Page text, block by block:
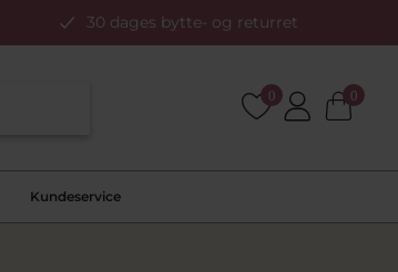
30 dages bytte- og returret
0 0
Kundeservice